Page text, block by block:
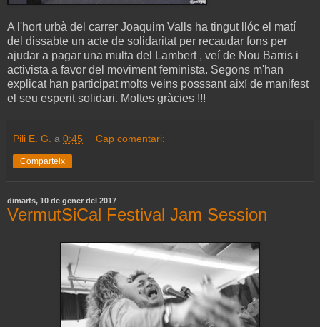
A l'hort urbà del carrer Joaquim Valls ha tingut llóc el matí
del dissabte un acte de solidaritat per recaudar fons per
ajudar a pagar una multa del Lambert , veí de Nou Barris i
activista a favor del moviment feminista. Segons m'han
explicat han participat molts veins posssant així de manifest
el seu esperit solidari. Moltes gràcies !!!
Pili E. G. a 0:45 Cap comentari:
Comparteix
dimarts, 10 de gener del 2017
VermutSiCal Festival Jam Session